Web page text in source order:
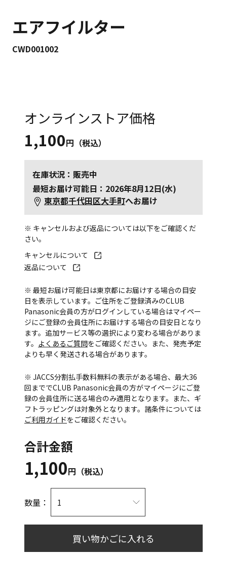
エアフイルター
CWD001002
オンラインストア価格
1,100円（税込）
在庫状況：販売中
最短お届け可能日：2026年8月12日(水)
東京都千代田区大手町へお届け
※ キャンセルおよび返品については以下をご確認くだ
さい。
キャンセルについて
返品について
※ 最短お届け可能日は東京都にお届けする場合の目安
日を表示しています。ご住所をご登録済みのCLUB
Panasonic会員の方がログインしている場合はマイペー
ジにご登録の会員住所にお届けする場合の目安日となり
ます。追加サービス等の選択により変わる場合がありま
す。 よくあるご質問をご確認ください。また、発売予定
よりも早く発送される場合があります。
※ JACCS分割払手数料無料の表示がある場合、最大36
回まででCLUB Panasonic会員の方がマイページにご登
録の会員住所に送る場合のみ適用となります。また、ギ
フトラッピングは対象外となります。諸条件については
ご利用ガイドをご確認ください。
合計金額
1,100円（税込）
数量：
買い物かごに入れる